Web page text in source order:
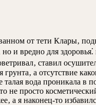
от тети Клары‚
и вредно для
ставил
а отсутствие
вода проникала в
просто
а я наконец-то